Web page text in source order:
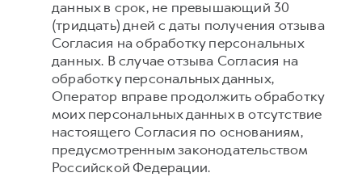
данных в срок, не превышающий 30
(тридцать) дней с даты получения отзыва
Согласия на обработку персональных
данных. В случае отзыва Согласия на
обработку персональных данных,
Оператор вправе продолжить обработку
моих персональных данных в отсутствие
настоящего Согласия по основаниям,
предусмотренным законодательством
Российской Федерации.